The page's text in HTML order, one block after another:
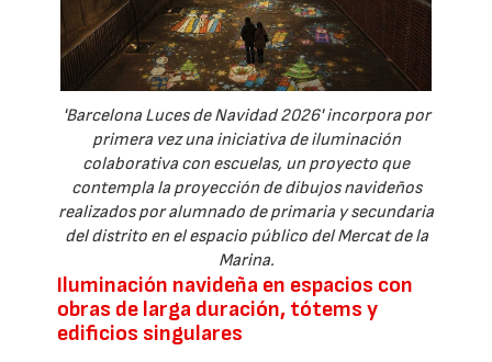
'Barcelona Luces de Navidad 2026' incorpora por
primera vez una iniciativa de iluminación
colaborativa con escuelas, un proyecto que
contempla la proyección de dibujos navideños
realizados por alumnado de primaria y secundaria
del distrito en el espacio público del Mercat de la
Marina.
Iluminación navideña en espacios con
obras de larga duración, tótems y
edificios singulares